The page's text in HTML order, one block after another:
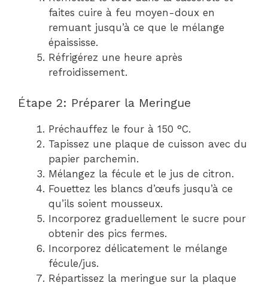
faites cuire à feu moyen-doux en
remuant jusqu’à ce que le mélange
épaississe.
Réfrigérez une heure après
refroidissement.
Étape 2: Préparer la Meringue
Préchauffez le four à 150 °C.
Tapissez une plaque de cuisson avec du
papier parchemin.
Mélangez la fécule et le jus de citron.
Fouettez les blancs d’œufs jusqu’à ce
qu’ils soient mousseux.
Incorporez graduellement le sucre pour
obtenir des pics fermes.
Incorporez délicatement le mélange
fécule/jus.
Répartissez la meringue sur la plaque